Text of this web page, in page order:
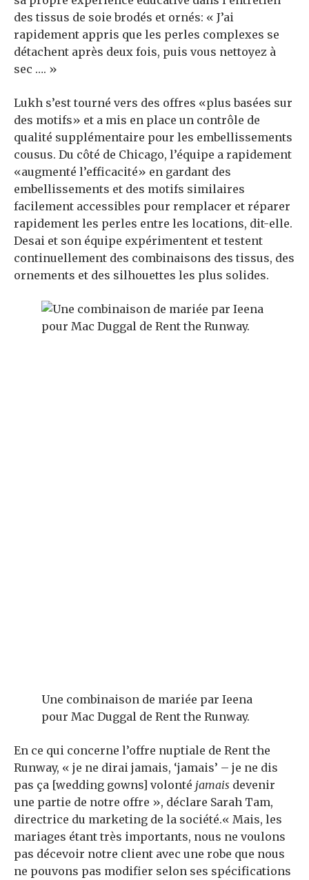
des tissus de soie brodés et ornés: « J’ai
rapidement appris que les perles complexes se
détachent après deux fois, puis vous nettoyez à
sec …. »
Lukh s’est tourné vers des offres «plus basées sur
des motifs» et a mis en place un contrôle de
qualité supplémentaire pour les embellissements
cousus. Du côté de Chicago, l’équipe a rapidement
«augmenté l’efficacité» en gardant des
embellissements et des motifs similaires
facilement accessibles pour remplacer et réparer
rapidement les perles entre les locations, dit-elle.
Desai et son équipe expérimentent et testent
continuellement des combinaisons des tissus, des
ornements et des silhouettes les plus solides.
Une combinaison de mariée par Ieena
pour Mac Duggal de Rent the Runway.
En ce qui concerne l’offre nuptiale de Rent the
Runway, « je ne dirai jamais, ‘jamais’ – je ne dis
pas ça [wedding gowns] volonté jamais devenir
une partie de notre offre », déclare Sarah Tam,
directrice du marketing de la société.« Mais, les
mariages étant très importants, nous ne voulons
pas décevoir notre client avec une robe que nous
ne pouvons pas modifier selon ses spécifications